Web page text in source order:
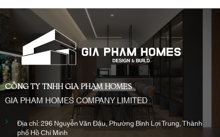
CÔNG TY TNHH GIA PHẠM HOMES
GIA PHAM HOMES COMPANY LIMITED
Địa chỉ: 296 Nguyễn Văn Đậu, Phường Bình Lợi Trung, Thành
phố Hồ Chí Minh